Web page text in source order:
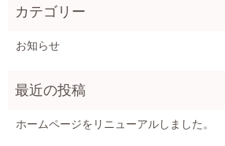
お知らせ
ホームページをリニューアルしました。